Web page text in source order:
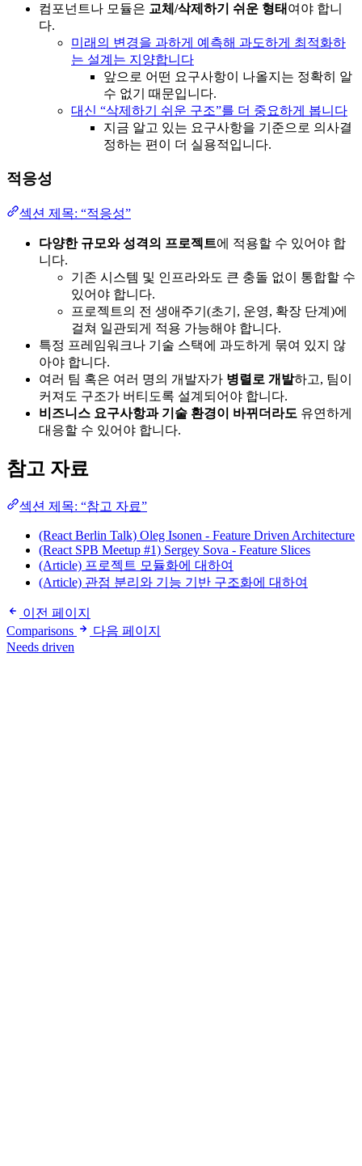
컴포넌트나 모듈은 교체/삭제하기 쉬운 형태 여야 합니
다.
미래의 변경을 과하게 예측해 과도하게 최적화하
는 설계는 지양합니다
앞으로 어떤 요구사항이 나올지는 정확히 알
수 없기 때문입니다.
대신 “삭제하기 쉬운 구조”를 더 중요하게 봅니다
지금 알고 있는 요구사항을 기준으로 의사결
정하는 편이 더 실용적입니다.
적응성
섹션 제목: “적응성”
다양한 규모와 성격의 프로젝트에 적용할 수 있어야 합
니다.
기존 시스템 및 인프라와도 큰 충돌 없이 통합할 수
있어야 합니다.
프로젝트의 전 생애주기(초기, 운영, 확장 단계)에
걸쳐 일관되게 적용 가능해야 합니다.
특정 프레임워크나 기술 스택에 과도하게 묶여 있지 않
아야 합니다.
여러 팀 혹은 여러 명의 개발자가 병렬로 개발하고, 팀이
커져도 구조가 버티도록 설계되어야 합니다.
비즈니스 요구사항과 기술 환경이 바뀌더라도 유연하게
대응할 수 있어야 합니다.
참고 자료
섹션 제목: “참고 자료”
(React Berlin Talk) Oleg Isonen - Feature Driven Architecture
(React SPB Meetup #1) Sergey Sova - Feature Slices
(Article) 프로젝트 모듈화에 대하여
(Article) 관점 분리와 기능 기반 구조화에 대하여
이전 페이지
Comparisons
다음 페이지
Needs driven